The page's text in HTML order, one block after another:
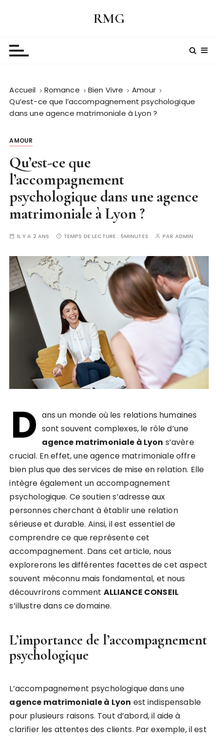
RMG
Accueil Romance Bien Vivre
Amour
Qu’est-ce que l’accompagnement psychologique
dans une agence matrimoniale à Lyon ?
AMOUR
Qu’est-ce que
l’accompagnement
psychologique dans une agence
matrimoniale à Lyon ?
IL Y A 2 ANS TEMPS DE LECTURE : 5MINUTES PAR ADMIN
D ans un monde où les relations humaines
sont souvent complexes, le rôle d’une
agence matrimoniale à Lyon s’avère
crucial. En effet, une agence matrimoniale offre
bien plus que des services de mise en relation. Elle
intègre également un accompagnement
psychologique. Ce soutien s’adresse aux
personnes cherchant à établir une relation
sérieuse et durable. Ainsi, il est essentiel de
comprendre ce que représente cet
accompagnement. Dans cet article, nous
explorerons les différentes facettes de cet aspect
souvent méconnu mais fondamental, et nous
découvrirons comment ALLIANCE CONSEIL
s’illustre dans ce domaine.
L’importance de l’accompagnement
psychologique
L’accompagnement psychologique dans une
agence matrimoniale à Lyon est indispensable
pour plusieurs raisons. Tout d’abord, il aide à
clarifier les attentes des clients. Par exemple, il est